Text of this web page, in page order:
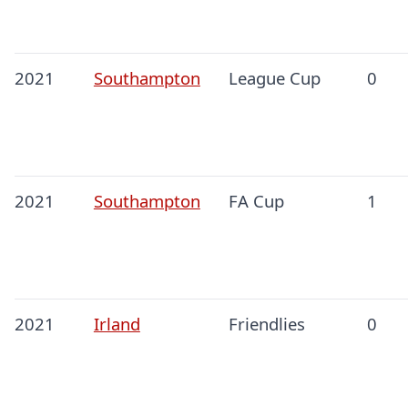
2021 Southampton League Cup 0
2021 Southampton FA Cup 1
2021 Irland Friendlies 0